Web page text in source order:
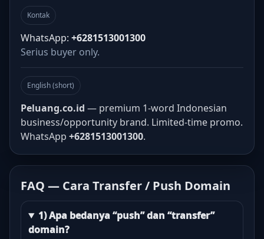
Kontak
WhatsApp: +6281513001300
Serius buyer only.
English (short)
Peluang.co.id — premium 1-word Indonesian
business/opportunity brand. Limited-time promo.
WhatsApp +6281513001300.
FAQ — Cara Transfer / Push Domain
1) Apa bedanya “push” dan “transfer”
domain?